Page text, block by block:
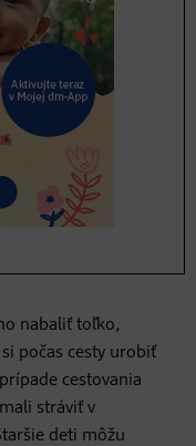
na
nabaliť toľko,
počas cesty urobiť
cestovania
stráviť v
deti môžu